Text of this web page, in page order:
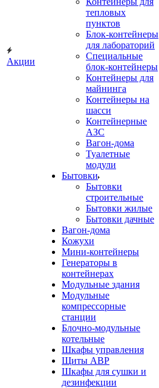
Акции
тепловых
пунктов
Блок-контейнеры
для лабораторий
Специальные
блок-контейнеры
Контейнеры для
майнинга
Контейнеры на
шасси
Контейнерные
АЗС
Вагон-дома
Туалетные
модули
Бытовки
Бытовки
строительные
Бытовки жилые
Бытовки дачные
Вагон-дома
Кожухи
Мини-контейнеры
Генераторы в
контейнерах
Модульные здания
Модульные
компрессорные
станции
Блочно-модульные
котельные
Шкафы управления
Щиты АВР
Шкафы для сушки и
дезинфекции